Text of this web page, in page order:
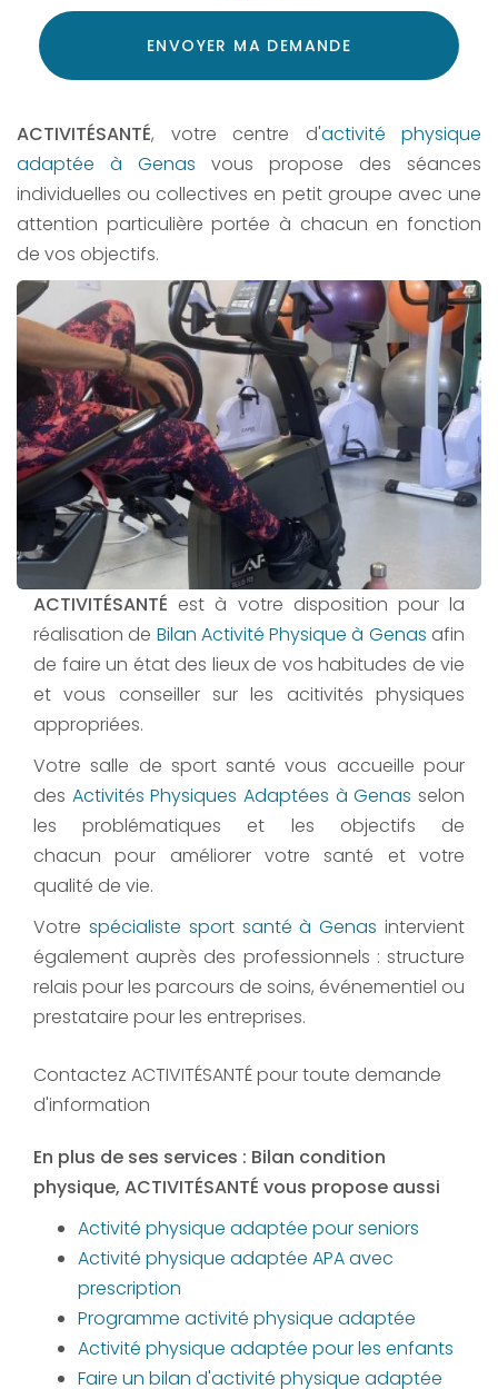
Acceptation
RGPD
ENVOYER MA DEMANDE
ACTIVITÉSANTÉ, votre centre d'activité physique
adaptée à Genas vous propose des séances
individuelles ou collectives en petit groupe avec une
attention particulière portée à chacun en fonction
de vos objectifs.
ACTIVITÉSANTÉ est à votre disposition pour la
réalisation de Bilan Activité Physique à Genas afin
de faire un état des lieux de vos habitudes de vie
et vous conseiller sur les acitivités physiques
appropriées.
Votre salle de sport santé vous accueille pour
des Activités Physiques Adaptées à Genas selon
les problématiques et les objectifs de
chacun pour améliorer votre santé et votre
qualité de vie.
Votre spécialiste sport santé à Genas intervient
également auprès des professionnels : structure
relais pour les parcours de soins, événementiel ou
prestataire pour les entreprises.
Contactez ACTIVITÉSANTÉ pour toute demande
d'information
En plus de ses services : Bilan condition
physique, ACTIVITÉSANTÉ vous propose aussi
Activité physique adaptée pour seniors
Activité physique adaptée APA avec
prescription
Programme activité physique adaptée
Activité physique adaptée pour les enfants
Faire un bilan d'activité physique adaptée